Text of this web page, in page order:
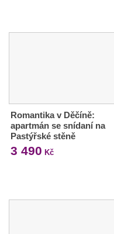
Romantika v Děčíně:
apartmán se snídaní na
Pastýřské stěně
3 490 Kč